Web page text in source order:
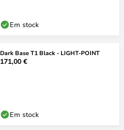
Em stock
Dark Base T1 Black - LIGHT-POINT
171,00 €
Em stock